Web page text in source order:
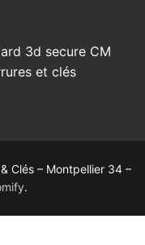
Clés – Montpellier 34 –
.